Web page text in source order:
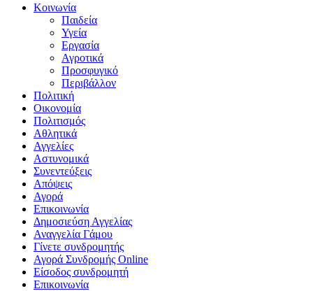
Κοινωνία
Παιδεία
Υγεία
Εργασία
Αγροτικά
Προσφυγικό
Περιβάλλον
Πολιτική
Οικονομία
Πολιτισμός
Αθλητικά
Αγγελίες
Αστυνομικά
Συνεντεύξεις
Απόψεις
Αγορά
Επικοινωνία
Δημοσιεύση Αγγελίας
Αναγγελία Γάμου
Γίνετε συνδρομητής
Αγορά Συνδρομής Online
Είσοδος συνδρομητή
Επικοινωνία